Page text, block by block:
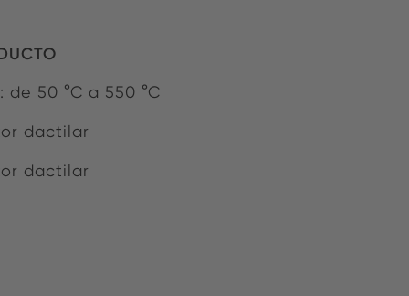
50 °C a 550 °C
dactilar
dactilar